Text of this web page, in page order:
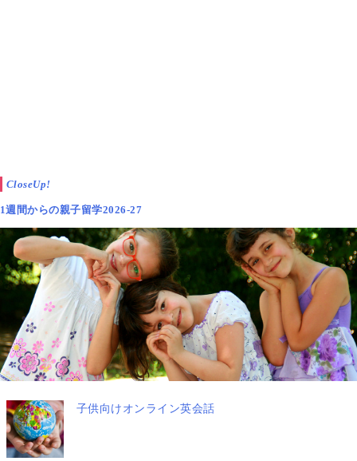
CloseUp!
1週間からの親子留学2026-27
子供向けオンライン英会話